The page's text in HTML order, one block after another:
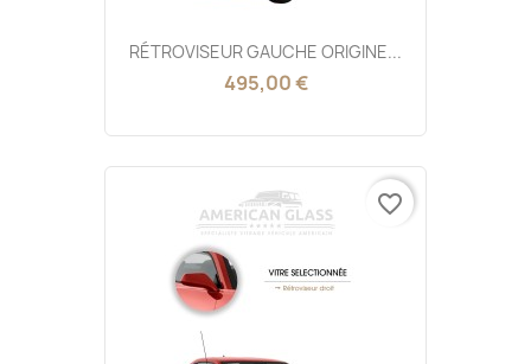
RÉTROVISEUR GAUCHE ORIGINE...
495,00 €
favorite_border